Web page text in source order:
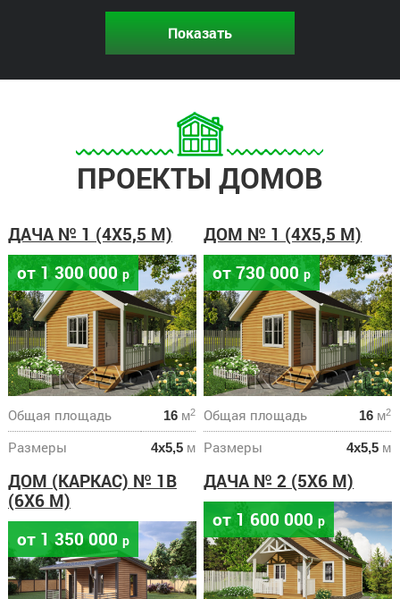
Показать
ПРОЕКТЫ ДОМОВ
ДАЧА № 1 (4Х5,5 М)
от 1 300 000р
Общая площадь 16м2
Размеры 4х5,5м
ДОМ № 1 (4Х5,5 М)
от 730 000р
Общая площадь 16 м2
Размеры 4х5,5 м
ДОМ (КАРКАС) № 1В
(6Х6 М)
от 1 350 000 р
ДАЧА № 2 (5Х6 М)
от 1 600 000р